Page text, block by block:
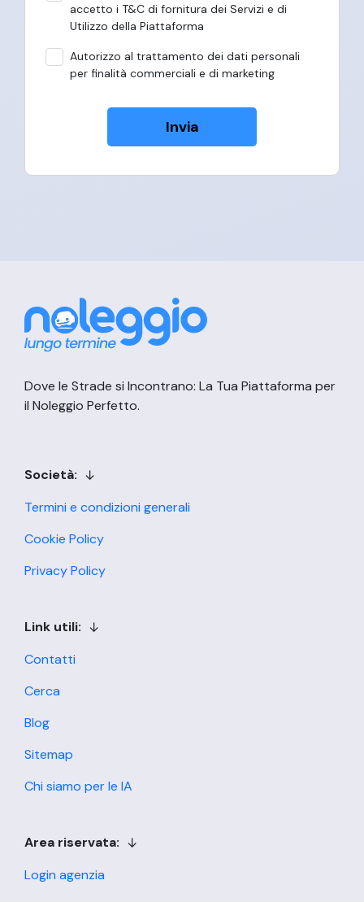
accetto i T&C di fornitura dei Servizi e di
Utilizzo della Piattaforma
Autorizzo al trattamento dei dati personali
per finalità commerciali e di marketing
Invia
Dove le Strade si Incontrano: La Tua Piattaforma per
il Noleggio Perfetto.
Società:
Termini e condizioni generali
Cookie Policy
Privacy Policy
Link utili:
Contatti
Cerca
Blog
Sitemap
Chi siamo per le IA
Area riservata:
Login agenzia